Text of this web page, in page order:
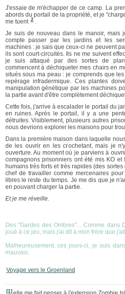
J'essaie de m'échapper de ce camp. La
abords du portail de la propriété, et je
me tuent 2 .
Je suis de nouveau dans le manoir, mais
compte passer par les jardins et les
machines : je sais que ceux-ci ne peuvent
ils sont court-circuités. Ils ne me suivent
je suis attaqué par des sortes de
commencent à déchiqueter mes chairs en
situés sous ma peau : je comprends que
repérage infradermique. Ces plantes
manipulation génétique par les machines
la partie avant d'être complètement
Cette fois, j'arrive à escalader le portail du
en ruines. Après le portail, il y a une
détruites. Visiblement, plusieurs autres
nous devrions explorer les maisons pour
Dans la première maison dans laquelle
de les ouvrir en les crochetant, mais je
ouverture. Au moment où je parviens à
compagnons prisonniers ont été mis KO
humains très forts et très rapides (des
chef de travailler comme mercenaires
libres le reste du temps. Je me dis que je
en pouvant charger la partie.
Et je me réveille.
Des "Gardes des Ombres"... Comme
joué à ce jeu, mais j'ai dit à mon frère que
Malheureusement, ces jours-ci, je suis
mauvais.
Voyage vers le Groenland
[1]